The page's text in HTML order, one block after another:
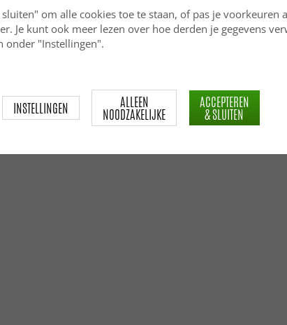
om alle cookies toe te staan, of pas je voorkeuren
Je kunt ook meer lezen over hoe derden je gegevens
onder "Instellingen".
INSTELLINGEN ALLEEN
NOODZAKELIJKE
ACCEPTEREN
& SLUITEN